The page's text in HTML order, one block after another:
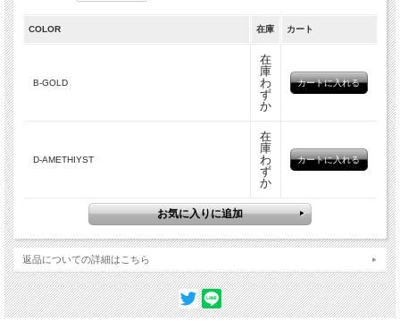
COLOR 在庫 カート
B-GOLD
在
庫
わ
ず
か
D-AMETHIYST
在
庫
わ
ず
か
返品についての詳細はこちら